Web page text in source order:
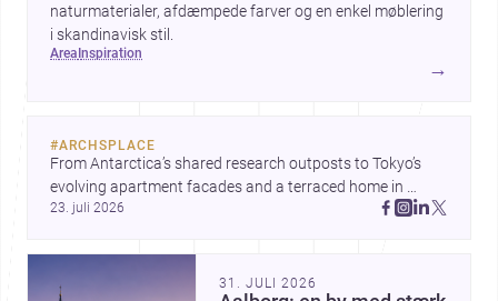
naturmaterialer, afdæmpede farver og en enkel møblering
i skandinavisk stil.
area inspiration
→
#ARCHSPLACE
From Antarctica’s shared research outposts to Tokyo’s
evolving apartment facades and a terraced home in
Amman, these projects show how architecture adapts to
23. juli 2026
31. JULI 2026